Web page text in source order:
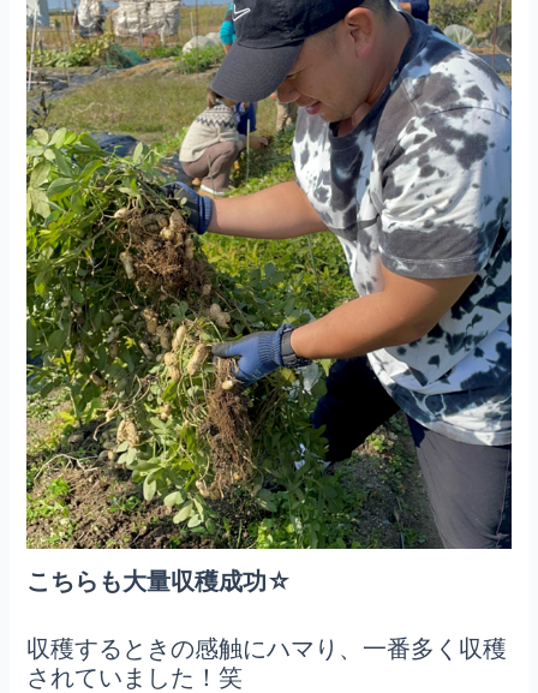
こちらも大量収穫成功☆
収穫するときの感触にハマり、一番多く収穫
されていました！笑